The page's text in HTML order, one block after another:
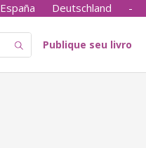
España Deutschland -
Publique seu livro